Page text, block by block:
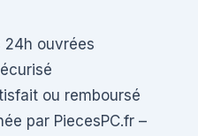
24h ouvrées
ou remboursé
par PiecesPC.fr –